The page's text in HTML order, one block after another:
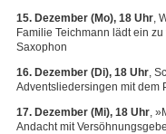
15. Dezember (Mo), 18 Uhr,
Familie Teichmann lädt ein
Saxophon
16. Dezember (Di), 18 Uhr,
Adventsliedersingen mit dem
17. Dezember (Mi), 18 Uhr,
Andacht mit